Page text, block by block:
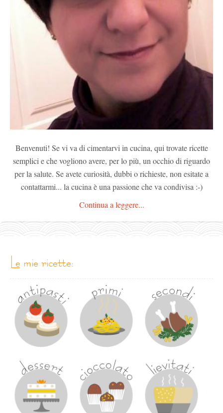
Benvenuti! Se vi va di cimentarvi in cucina, qui trovate ricette
semplici e che vogliono avere, per lo più, un occhio di riguardo
per la salute. Se avete curiosità, dubbi o richieste, non esitate a
contattarmi... la cucina è una passione che va condivisa :-)
Continua a leggere...
le mie ricette: